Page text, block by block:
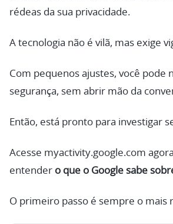
rédeas da sua privacidade.
A tecnologia não é vilã, mas exige
Com pequenos ajustes, você pode
segurança, sem abrir mão da
Então, está pronto para investigar
Acesse myactivity.google.com
entender o que o Google sabe
O primeiro passo é sempre o mais